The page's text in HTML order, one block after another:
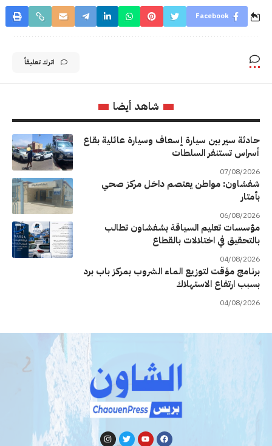
Facebook
اترك تعليقاً
شاهد أيضا
حادثة سير بين سيارة إسعاف وسيارة عائلية بقاع
أسراس تستنفر السلطات
07/08/2026
شفشاون: مواطن يعتصم داخل مركز صحي
بأمتار
06/08/2026
مؤسسات تعليم السياقة بشفشاون تطالب
بالتحقيق في اختلالات بالقطاع
04/08/2026
برنامج مؤقت لتوزيع الماء الشروب بمركز باب برد
بسبب ارتفاع الاستهلاك
04/08/2026